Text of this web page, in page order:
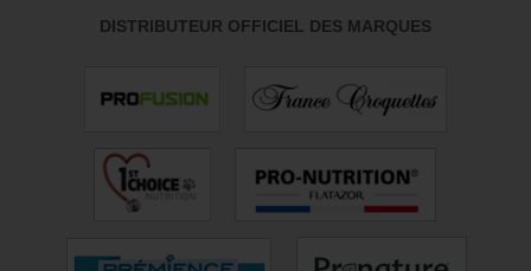
DISTRIBUTEUR OFFICIEL DES MARQUES